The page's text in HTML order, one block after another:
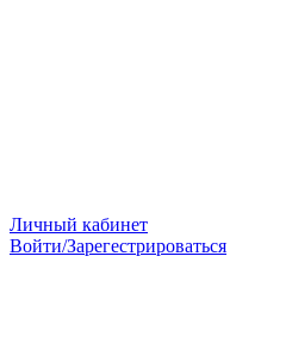
Личный кабинет
Войти/Зарегестрироваться